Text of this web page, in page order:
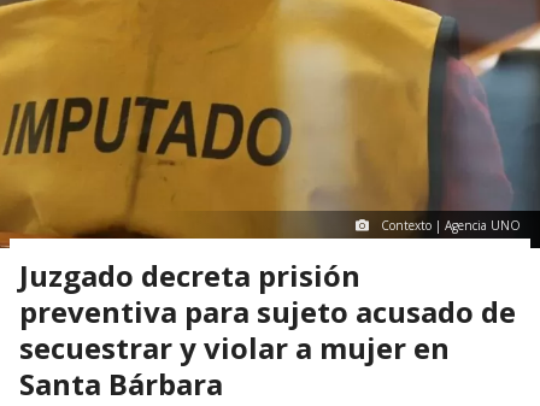
Contexto | Agencia UNO
Juzgado decreta prisión
preventiva para sujeto acusado de
secuestrar y violar a mujer en
Santa Bárbara